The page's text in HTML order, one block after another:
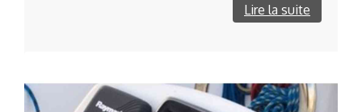
Lire la suite